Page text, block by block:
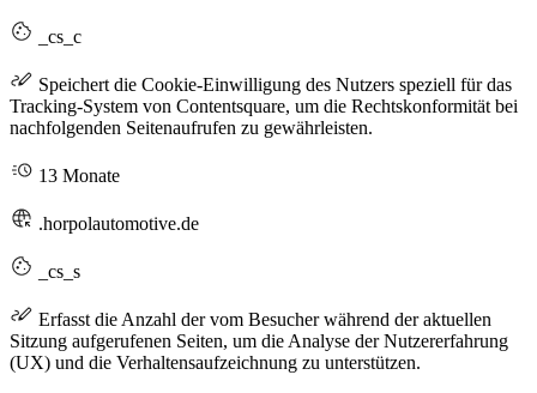
_cs_c
Speichert die Cookie-Einwilligung des Nutzers speziell für das
Tracking-System von Contentsquare, um die Rechtskonformität bei
nachfolgenden Seitenaufrufen zu gewährleisten.
13 Monate
.horpolautomotive.de
_cs_s
Erfasst die Anzahl der vom Besucher während der aktuellen
Sitzung aufgerufenen Seiten, um die Analyse der Nutzererfahrung
(UX) und die Verhaltensaufzeichnung zu unterstützen.